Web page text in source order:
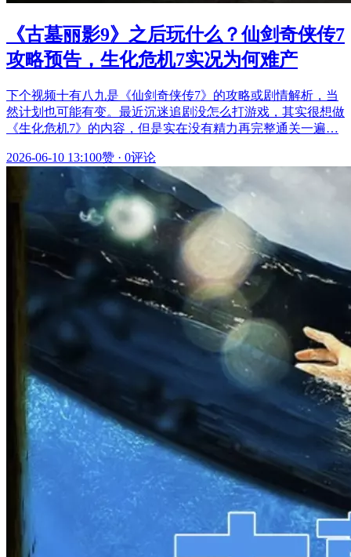
《古墓丽影9》之后玩什么？仙剑奇侠传7
攻略预告，生化危机7实况为何难产
下个视频十有八九是《仙剑奇侠传7》的攻略或剧情解析，当
然计划也可能有变。最近沉迷追剧没怎么打游戏，其实很想做
《生化危机7》的内容，但是实在没有精力再完整通关一遍…
2026-06-10 13:100赞 · 0评论